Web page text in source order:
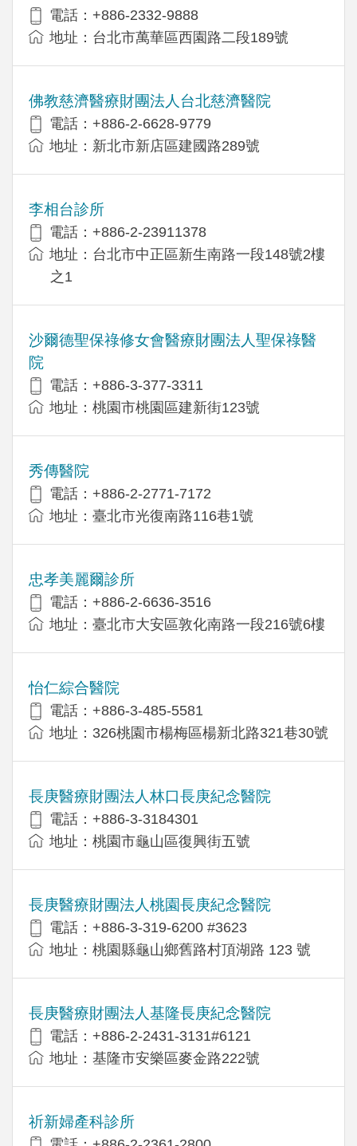
電話：+886-2332-9888
地址：台北市萬華區西園路二段189號
佛教慈濟醫療財團法人台北慈濟醫院
電話：+886-2-6628-9779
地址：新北市新店區建國路289號
李相台診所
電話：+886-2-23911378
地址：台北市中正區新生南路一段148號2樓
之1
沙爾德聖保祿修女會醫療財團法人聖保祿醫
院
電話：+886-3-377-3311
地址：桃園市桃園區建新街123號
秀傳醫院
電話：+886-2-2771-7172
地址：臺北市光復南路116巷1號
忠孝美麗爾診所
電話：+886-2-6636-3516
地址：臺北市大安區敦化南路一段216號6樓
怡仁綜合醫院
電話：+886-3-485-5581
地址：326桃園市楊梅區楊新北路321巷30號
長庚醫療財團法人林口長庚紀念醫院
電話：+886-3-3184301
地址：桃園市龜山區復興街五號
長庚醫療財團法人桃園長庚紀念醫院
電話：+886-3-319-6200 #3623
地址：桃園縣龜山鄉舊路村頂湖路 123 號
長庚醫療財團法人基隆長庚紀念醫院
電話：+886-2-2431-3131#6121
地址：基隆市安樂區麥金路222號
祈新婦產科診所